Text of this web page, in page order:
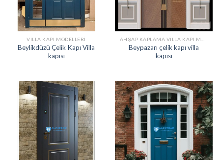
VILLA KAPI MODELLERI
Beylikdüzü Çelik Kapı Villa
kapısı
Beypazarı çelik kapı villa
kapısı